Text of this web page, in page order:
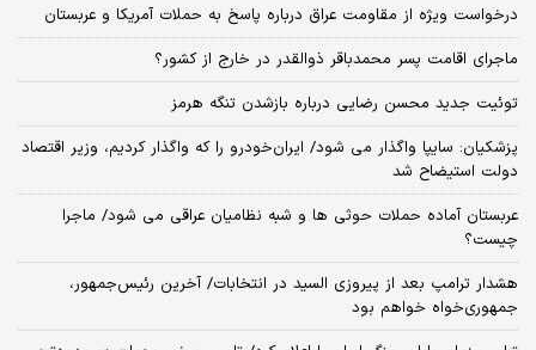
درخواست ویژه از مقاومت عراق درباره پاسخ به حملات آمریکا و عربستان
ماجرای اقامت پسر محمدباقر ذوالقدر در خارج از کشور؟
توئیت جدید محسن رضایی درباره بازشدن تنگه هرمز
پزشکیان: سایپا واگذار می شود/ ایران‌خودرو را که واگذار کردیم، وزیر اقتصاد
دولت استیضاح شد
عربستان آماده حملات حوثی ها و شبه نظامیان عراقی می شود/ ماجرا
چیست؟
هشدار ترامپ بعد از پیروزی السید در انتخابات/ آخرین رئیس‌جمهور،
جمهوری‌خواه خواهم بود